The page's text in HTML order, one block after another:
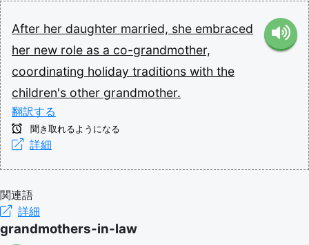
After her daughter married, she embraced
her new role as a co-grandmother,
coordinating holiday traditions with the
children's other grandmother.
翻訳する
聞き取れるようになる
詳細
関連語
詳細
grandmothers-in-law